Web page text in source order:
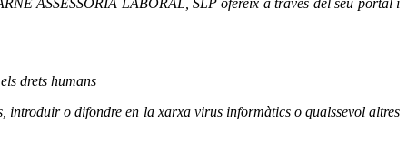
drets humans
o difondre en la xarxa virus informàtics o qualssevol altres